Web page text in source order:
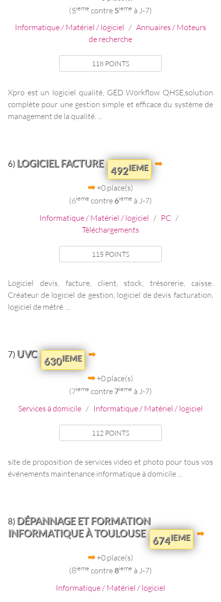
(5ieme contre 5ieme à J-7)
Informatique / Matériel / logiciel / Annuaires / Moteurs
de recherche
118 POINTS
Xpro est un logiciel qualité, GED Workflow QHSE,solution
complète pour une gestion simple et efficace du système de
management de la qualité. ...
6) LOGICIEL FACTURE
492IEME
+0 place(s)
(6ieme contre 6ieme à J-7)
Informatique / Matériel / logiciel / PC /
Téléchargements
115 POINTS
Logiciel devis, facture, client, stock, trésorerie, caisse.
Créateur de logiciel de gestion, logiciel de devis facturation,
logiciel de métré. ...
7) UVC
630IEME
+0 place(s)
(7ieme contre 7ieme à J-7)
Services à domicile / Informatique / Matériel / logiciel
112 POINTS
site de proposition de services video et photo pour tous vos
événements maintenance informatique à domicile ...
8) DÉPANNAGE ET FORMATION
INFORMATIQUE À TOULOUSE
674IEME
+0 place(s)
(8ieme contre8ieme à J-7)
Informatique / Matériel / logiciel